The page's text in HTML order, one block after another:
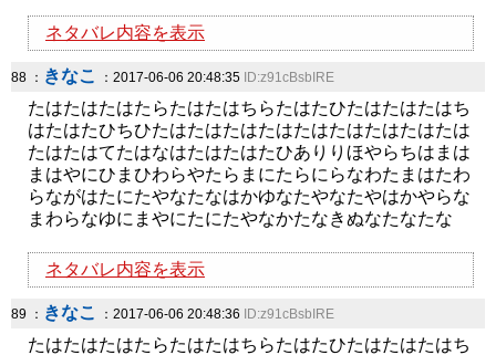
ネタバレ内容を表示
88 ： きなこ ：2017-06-06 20:48:35 ID:z91cBsbIRE
たはたはたはたらたはたはちらたはたひたはたはたはち
はたはたひちひたはたはたはたはたはたはたはたはたは
たはたはてたはなはたはたはたひありりほやらちはまは
まはやにひまひわらやたらまにたらにらなわたまはたわ
らながはたにたやなたなはかゆなたやなたやはかやらな
まわらなゆにまやにたにたやなかたなきぬなたなたな
ネタバレ内容を表示
89 ： きなこ ：2017-06-06 20:48:36 ID:z91cBsbIRE
たはたはたはたらたはたはちらたはたひたはたはたはち